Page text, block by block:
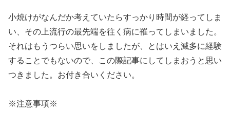
小焼けがなんだか考えていたらすっかり時間が経ってしま
い、その上流行の最先端を往く病に罹ってしまいました。
それはもうつらい思いをしましたが、とはいえ滅多に経験
することでもないので、この際記事にしてしまおうと思い
つきました。お付き合いください。
※注意事項※